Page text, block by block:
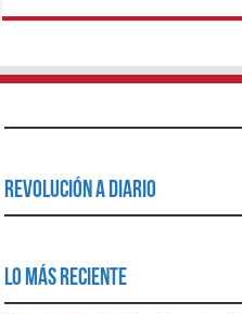
Revolución a Diario
Lo Más Reciente